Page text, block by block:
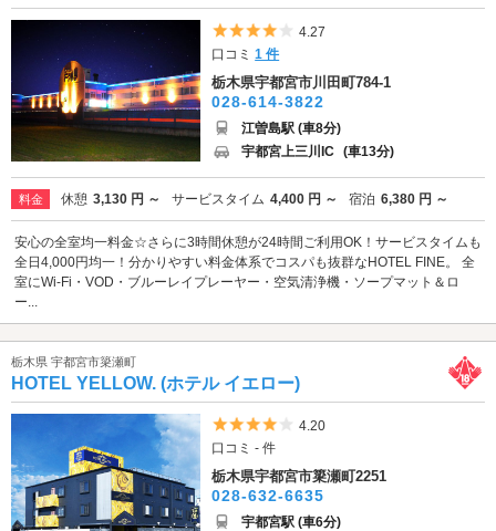
5つ星のうち4
4.27
口コミ1 件
栃木県宇都宮市川田町784-1
028-614-3822
江曽島駅 (車8分)
宇都宮上三川IC (車13分)
料金 休憩 3,130 円 ～ サービスタイム 4,400 円 ～ 宿泊 6,380 円 ～
安心の全室均一料金☆さらに3時間休憩が24時間ご利用OK！サービスタイムも
全日4,000円均一！分かりやすい料金体系でコスパも抜群なHOTEL FINE。 全
室にWi-Fi・VOD・ブルーレイプレーヤー・空気清浄機・ソープマット＆ロ
ー...
栃木県 宇都宮市簗瀬町
HOTEL YELLOW. (ホテル イエロー)
5つ星のうち4
4.20
口コミ - 件
栃木県宇都宮市簗瀬町2251
028-632-6635
宇都宮駅 (車6分)